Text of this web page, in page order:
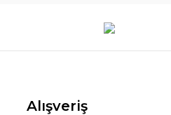
Alışveriş